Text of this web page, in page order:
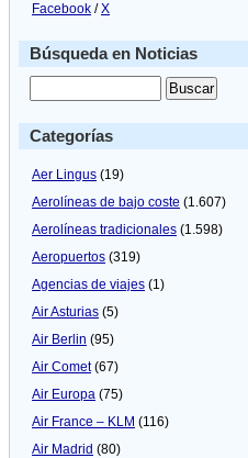
Facebook /X
Búsqueda en Noticias
Categorías
Aer Lingus (19)
Aerolíneas de bajo coste (1.607)
Aerolíneas tradicionales (1.598)
Aeropuertos (319)
Agencias de viajes (1)
Air Asturias (5)
Air Berlin (95)
Air Comet(67)
Air Europa (75)
Air France – KLM (116)
Air Madrid (80)